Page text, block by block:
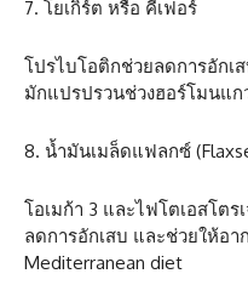
7. โยเกิร์ต หรือ คีเฟอร์
โปรไบโอติกช่วยลดการอักเ
มักแปรปรวนช่วงฮอร์โมนแก
8. น้ำมันเมล็ดแฟลกซ์
โอเมก้า 3 และไฟโตเอสโต
ลดการอักเสบ และช่วยให้อ
Mediterranean diet